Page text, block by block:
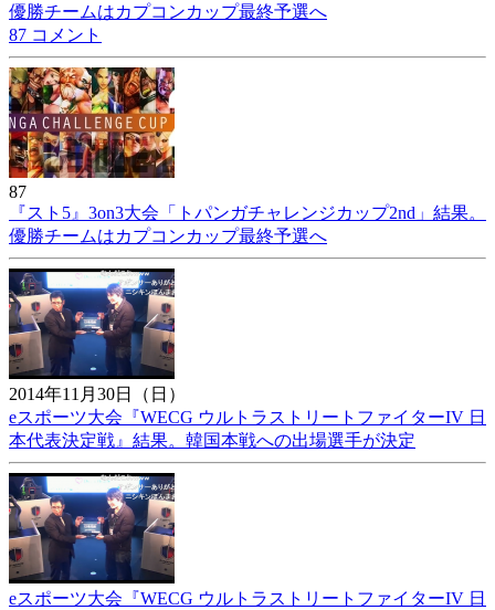
優勝チームはカプコンカップ最終予選へ
87 コメント
87
『スト5』3on3大会「トパンガチャレンジカップ2nd」結果。
優勝チームはカプコンカップ最終予選へ
2014年11月30日（日）
eスポーツ大会『WECG ウルトラストリートファイターIV 日
本代表決定戦』結果。韓国本戦への出場選手が決定
eスポーツ大会『WECG ウルトラストリートファイターIV 日